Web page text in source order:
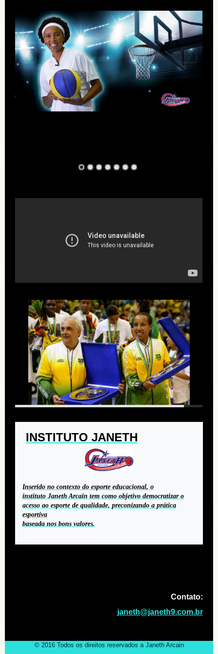
INSTITUTO JANETH
Inserido no contexto do esporte educacional, o
instituto Janeth Arcain tem como objetivo democratizar o
acesso ao esporte de qualidade, preconizando a prática
esportiva
baseada nos bons valores.
Contato:
janeth@janeth9.com.br
© 2016 Todos os direitos reservados a Janeth Arcain